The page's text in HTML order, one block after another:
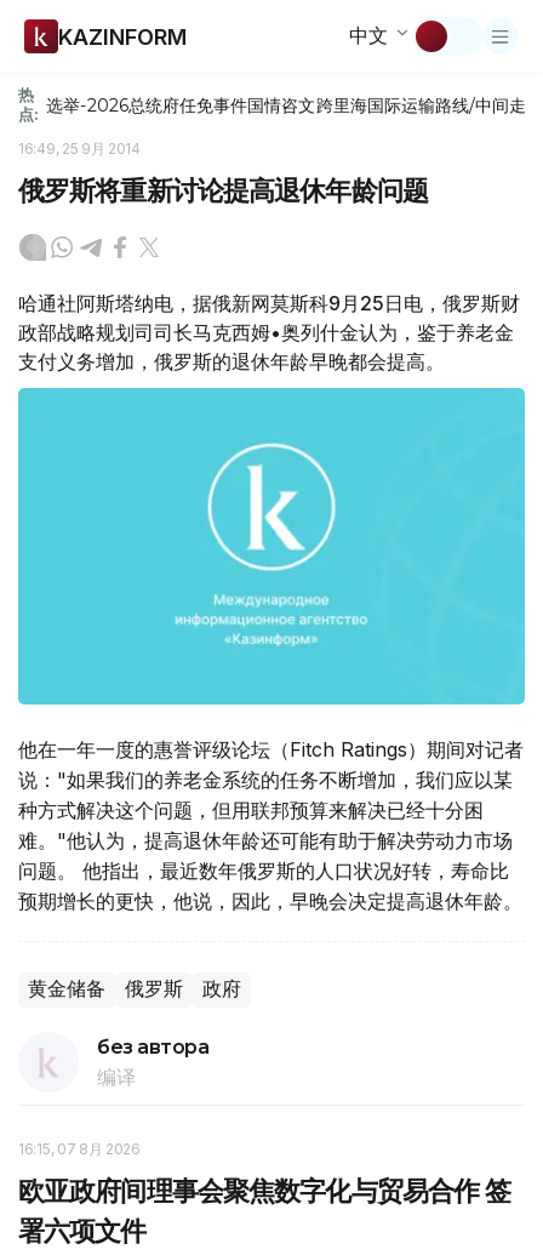
KAZINFORM 中文
热
点: 选举-2026总统府任免事件国情咨文跨里海国际运输路线/中间走廊
16:49, 25 9月 2014
俄罗斯将重新讨论提高退休年龄问题
哈通社阿斯塔纳电，据俄新网莫斯科9月25日电，俄罗斯财
政部战略规划司司长马克西姆•奥列什金认为，鉴于养老金
支付义务增加，俄罗斯的退休年龄早晚都会提高。
他在一年一度的惠誉评级论坛（Fitch Ratings）期间对记者
说："如果我们的养老金系统的任务不断增加，我们应以某
种方式解决这个问题，但用联邦预算来解决已经十分困
难。"他认为，提高退休年龄还可能有助于解决劳动力市场
问题。 他指出，最近数年俄罗斯的人口状况好转，寿命比
预期增长的更快，他说，因此，早晚会决定提高退休年龄。
黄金储备 俄罗斯 政府
без автора
编译
16:15, 07 8月 2026
欧亚政府间理事会聚焦数字化与贸易合作 签
署六项文件